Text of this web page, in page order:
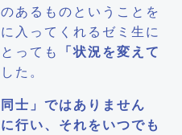
あるものということを
入ってくれるゼミ生に
っても
「状況を変えて
た。
士」ではありません
行い、それをいつでも